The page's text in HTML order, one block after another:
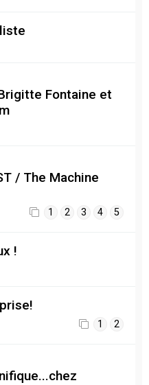
Fontaine et
/ The Machine
1 2 3 4 5
!
1 2